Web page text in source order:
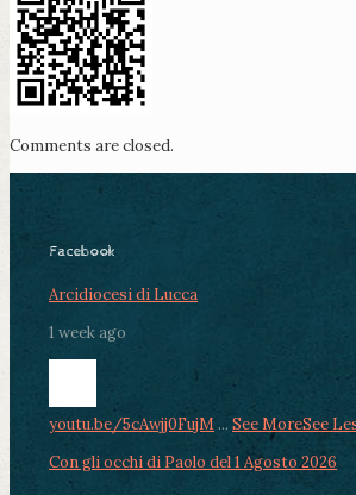
Comments are closed.
Facebook
Arcidiocesi di Lucca
1 week ago
youtu.be/5cAwjj0FujM ... See MoreSee
Con gli occhi di Paolo del 1 Agosto 2026